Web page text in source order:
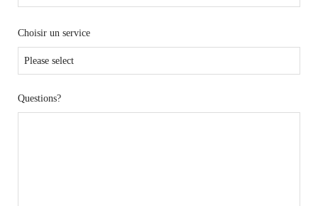
Choisir un service
Questions?